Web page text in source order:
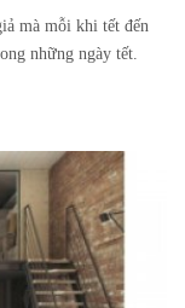
mà mỗi khi tết đến
những ngày tết.